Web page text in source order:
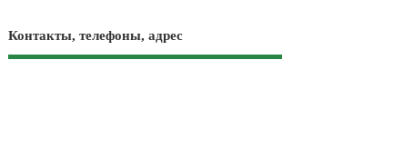
Контакты, телефоны, адрес